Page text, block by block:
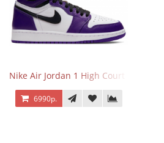
Nike Air Jordan 1 High Court Purple 2.0
6990р.